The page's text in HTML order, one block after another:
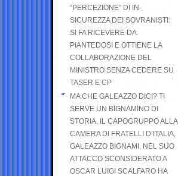
“PERCEZIONE” DI IN-
SICUREZZA DEI SOVRANISTI:
SI FA RICEVERE DA
PIANTEDOSI E OTTIENE LA
COLLABORAZIONE DEL
MINISTRO SENZA CEDERE SU
TASER E CP
MA CHE GALEAZZO DICI? TI
SERVE UN BIGNAMINO DI
STORIA. IL CAPOGRUPPO ALLA
CAMERA DI FRATELLI D’ITALIA,
GALEAZZO BIGNAMI, NEL SUO
ATTACCO SCONSIDERATO A
OSCAR LUIGI SCALFARO HA